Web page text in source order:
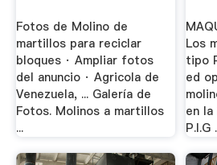
Fotos de Molino de
martillos para reciclar
bloques · Ampliar fotos
del anuncio · Agricola de
Venezuela, ... Galería de
Fotos. Molinos a martillos
...
Los
tipo
ed
en
P.I.G